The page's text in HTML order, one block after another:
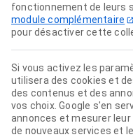
fonctionnement de leurs
module complémentaire
pour désactiver cette
Si vous activez les
utilisera des cookies et
des contenus et des
vos choix. Google s'en
annonces et mesurer
de nouveaux services et